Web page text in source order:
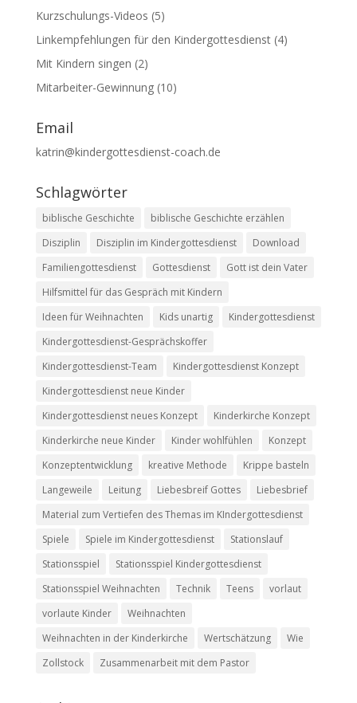
Kurzschulungs-Videos (5)
Linkempfehlungen für den Kindergottesdienst(4)
Mit Kindern singen (2)
Mitarbeiter-Gewinnung(10)
Email
katrin@kindergottesdienst-coach.de
Schlagwörter
biblische Geschichte
biblische Geschichte erzählen
Disziplin
Disziplin im Kindergottesdienst
Download
Familiengottesdienst
Gottesdienst
Gott ist dein Vater
Hilfsmittel für das Gespräch mit Kindern
Ideen für Weihnachten
Kids unartig
Kindergottesdienst
Kindergottesdienst-Gesprächskoffer
Kindergottesdienst-Team
Kindergottesdienst Konzept
Kindergottesdienst neue Kinder
Kindergottesdienst neues Konzept
Kinderkirche Konzept
Kinderkirche neue Kinder
Kinder wohlfühlen
Konzept
Konzeptentwicklung
kreative Methode
Krippe basteln
Langeweile
Leitung Liebesbreif Gottes
Liebesbrief
Material zum Vertiefen des Themas im KIndergottesdienst
Spiele
Spiele im Kindergottesdienst
Stationslauf
Stationsspiel
Stationsspiel Kindergottesdienst
Stationsspiel Weihnachten
Technik Teens
vorlaut
vorlaute Kinder
Weihnachten
Weihnachten in der Kinderkirche
Wertschätzung
Wie
Zollstock
Zusammenarbeit mit dem Pastor